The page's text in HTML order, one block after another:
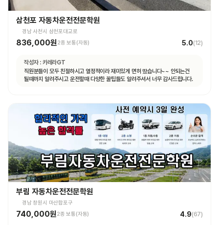
삼천포 자동차운전전문학원
경남 사천시 삼천포대교로
836,000원2종 보통(자동) 5.0(12)
작성자 : 카레라GT
직원분들이 모두 친절하시고 열정적이라 재미있게 면허 땄습니다~~ 안되는건
될때까지 알려주시고 운전할때 다양한 꿀팁들도 알려주셔서 너무 감사드립니다.
부림 자동차운전전문학원
경남 창원시 마산합포구
740,000원2종 보통(자동) 4.9(67)